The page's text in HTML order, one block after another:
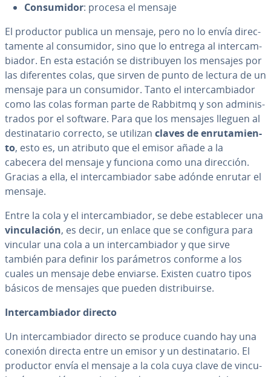
Co­n­su­mi­dor: procesa el mensaje
El productor publica un mensaje, pero no lo envía di­re­c­
ta­me­n­te al co­n­su­mi­dor, sino que lo entrega al in­te­r­ca­m­
bia­dor. En esta estación se di­s­tri­bu­yen los mensajes por
las di­fe­re­n­tes colas, que sirven de punto de lectura de un
mensaje para un co­n­su­mi­dor. Tanto el in­te­r­ca­m­bia­dor
como las colas forman parte de Rabbitmq y son ad­mi­ni­s­
tra­dos por el software. Para que los mensajes lleguen al
de­s­ti­na­ta­rio correcto, se utilizan claves de en­ru­ta­mie­n­
to, esto es, un atributo que el emisor añade a la
cabecera del mensaje y funciona como una dirección.
Gracias a ella, el in­te­r­ca­m­bia­dor sabe adónde enrutar el
mensaje.
Entre la cola y el in­te­r­ca­m­bia­dor, se debe es­ta­ble­cer una
vi­n­cu­la­ción, es decir, un enlace que se configura para
vincular una cola a un in­te­r­ca­m­bia­dor y que sirve
también para definir los pa­rá­me­tros conforme a los
cuales un mensaje debe enviarse. Existen cuatro tipos
básicos de mensajes que pueden di­s­tri­bui­r­se.
In­te­r­ca­m­bia­dor directo
Un in­te­r­ca­m­bia­dor directo se produce cuando hay una
conexión directa entre un emisor y un de­s­ti­na­ta­rio. El
productor envía el mensaje a la cola cuya clave de vi­n­cu­